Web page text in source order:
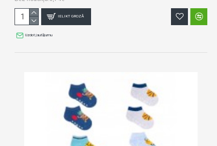
IELIKT GROZĀ
Uzdot jautājumu